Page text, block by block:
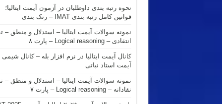
نحوه رتبه بندی داوطلبان در آزمون آیمت ایتالیا؛
قوانین کامل رتبه بندی IMAT – رنک بندی
نمونه سوالات آیمت ایتالیا – استدلال و منطق –
انتقادی – Logical reasoning – پارت ۸
کانال آیمت ایتالیا در نرم افزار بله – کانال شیمی
آیمت استاد نباتی
نمونه سوالات آیمت ایتالیا – استدلال و منطق –
نقادانه – Logical reasoning – پارت ۷